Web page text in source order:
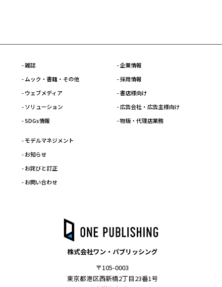
- 雑誌
- ムック・書籍・その他
- ウェブメディア
- ソリューション
- SDGs情報
- 企業情報
- 採用情報
- 書店様向け
- 広告会社・広告主様向け
- 物販・代理店業務
- モデルマネジメント
- お知らせ
- お詫びと訂正
- お問い合わせ
株式会社ワン・パブリッシング
〒105-0003
東京都港区西新橋2丁目23番1号